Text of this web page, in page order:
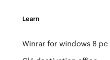
Learn
Winrar for windows 8 pc